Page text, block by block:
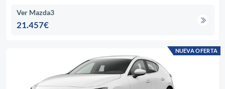
Ver Mazda3
21.457€
NUEVA OFERTA